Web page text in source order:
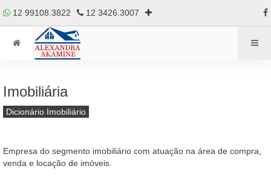
12 99108.3822 12 3426.3007
Imobiliária
Dicionário Imobiliário
Empresa do segmento imobiliário com atuação na área de compra,
venda e locação de imóveis.